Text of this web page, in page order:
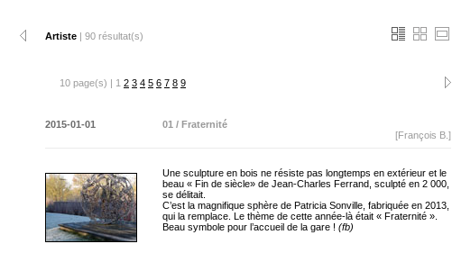
Artiste | 90 résultat(s)
10 page(s) | 1 2 3 4 5 6 7 8 9
2015-01-01
01 / Fraternité
[François B.]
Une sculpture en bois ne résiste pas longtemps en extérieur et le
beau « Fin de siècle» de Jean-Charles Ferrand, sculpté en 2 000,
se délitait.
C’est la magnifique sphère de Patricia Sonville, fabriquée en 2013,
qui la remplace. Le thème de cette année-là était « Fraternité ».
Beau symbole pour l’accueil de la gare ! (fb)